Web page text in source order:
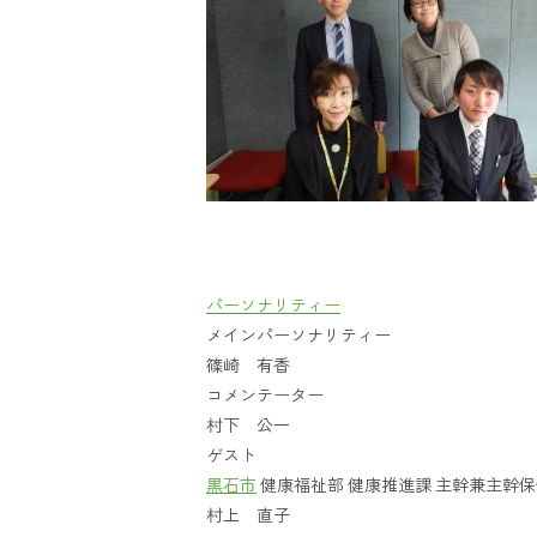
パーソナリティー
メインパーソナリティー
篠崎 有香
コメンテーター
村下 公一
ゲスト
黒石市健康福祉部 健康推進課 主幹兼主幹
村上 直子